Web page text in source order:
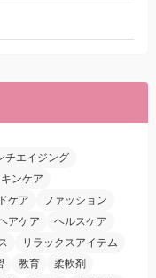
チエイジング
ンケア
ケア
ファッション
アケア
ヘルスケア
リラックスアイテム
教育
柔軟剤